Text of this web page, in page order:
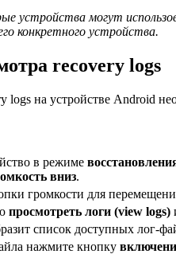
устройства могут
конкретного устройства.
recovery logs
logs на устройстве Android
в режиме
вниз.
громкости для
просмотреть логи (view logs)
список доступных лог-
нажмите кнопку